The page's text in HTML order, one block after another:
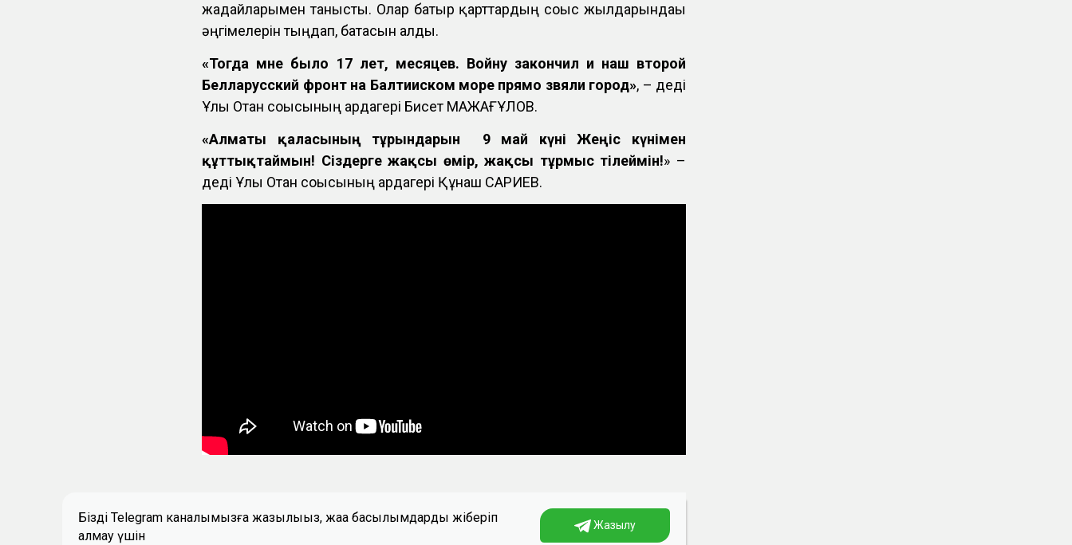
жағдайларымен танысты. Олар батыр қарттардың соғыс жылдарындағы
әңгімелерін тыңдап, батасын алды.
«Тогда мне было 17 лет, месяцев. Войну закончил и наш второй
Белларусский фронт на Балтииском море прямо звяли город», – деді
Ұлы Отан соғысының ардагері Бисет МАЖАҒҰЛОВ.
«Алматы қаласының тұрғындарын 9 май күні Жеңіс күнімен
құттықтаймын! Сіздерге жақсы өмір, жақсы тұрмыс тілеймін!» –
деді Ұлы Отан соғысының ардагері Құнаш САРИЕВ.
Біздің Telegram каналымызға жазылыңыз, жаңа басылымдарды жіберіп
алмау үшін
Жазылу